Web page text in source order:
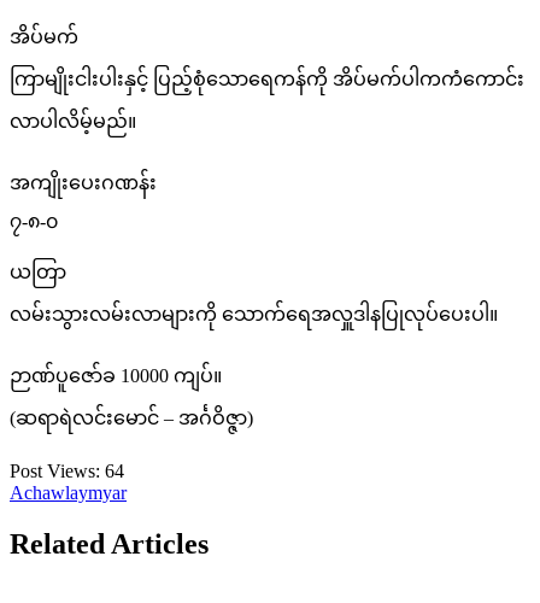
အိပ်မက်
ကြာမျိုးငါးပါးနှင့် ပြည့်စုံသောရေကန်ကို အိပ်မက်ပါကကံကောင်း
လာပါလိမ့်မည်။
အကျိုးပေးဂဏန်း
၇-၈-၀
ယတြာ
လမ်းသွားလမ်းလာများကို သောက်ရေအလှူဒါနပြုလုပ်ပေးပါ။
ဉာဏ်ပူဇော်ခ 10000 ကျပ်။
(ဆရာရဲလင်းမောင် – အင်္ဂဝိဇ္ဇာ)
Post Views: 64
Achawlaymyar
Related Articles